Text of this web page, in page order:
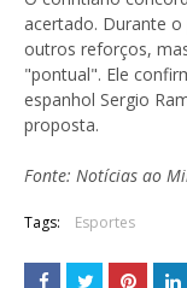
acertado. Durante
outros reforços,
"pontual". Ele
espanhol Sergio
proposta.
Fonte: Notícias ao
Tags: Esportes